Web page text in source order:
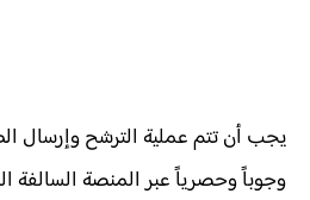
يجب أن تتم عملية الترشح وإرسال
وجوباً وحصرياً عبر المنصة السالفة